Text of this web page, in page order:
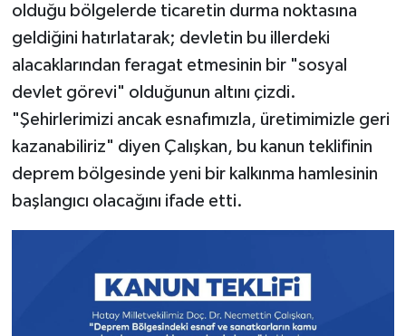
olduğu bölgelerde ticaretin durma noktasına
geldiğini hatırlatarak; devletin bu illerdeki
alacaklarından feragat etmesinin bir "sosyal
devlet görevi" olduğunun altını çizdi.
"Şehirlerimizi ancak esnafımızla, üretimimizle geri
kazanabiliriz" diyen Çalışkan, bu kanun teklifinin
deprem bölgesinde yeni bir kalkınma hamlesinin
başlangıcı olacağını ifade etti.